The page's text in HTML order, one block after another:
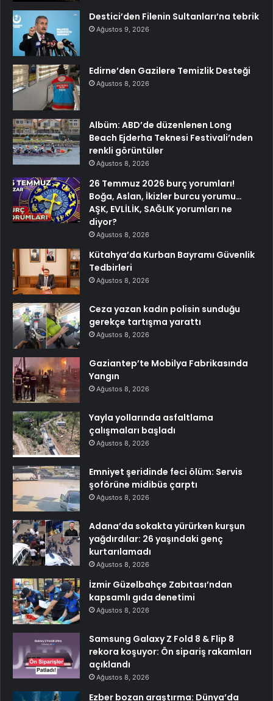
Destici’den Filenin Sultanları’na tebrik
Ağustos 9, 2026
Edirne’den Gazilere Temizlik Desteği
Ağustos 8, 2026
Albüm: ABD’de düzenlenen Long
Beach Ejderha Teknesi Festivali’nden
renkli görüntüler
Ağustos 8, 2026
26 Temmuz 2026 burç yorumları!
Boğa, Aslan, İkizler burcu yorumu…
AŞK, EVLİLİK, SAĞLIK yorumları ne
diyor?
Ağustos 8, 2026
Kütahya’da Kurban Bayramı Güvenlik
Tedbirleri
Ağustos 8, 2026
Ceza yazan kadın polisin sunduğu
gerekçe tartışma yarattı
Ağustos 8, 2026
Gaziantep’te Mobilya Fabrikasında
Yangın
Ağustos 8, 2026
Yayla yollarında asfaltlama
çalışmaları başladı
Ağustos 8, 2026
Emniyet şeridinde feci ölüm: Servis
şoförüne midibüs çarptı
Ağustos 8, 2026
Adana’da sokakta yürürken kurşun
yağdırdılar: 26 yaşındaki genç
kurtarılamadı
Ağustos 8, 2026
İzmir Güzelbahçe Zabıtası’ndan
kapsamlı gıda denetimi
Ağustos 8, 2026
Samsung Galaxy Z Fold 8 & Flip 8
rekora koşuyor: Ön sipariş rakamları
açıklandı
Ağustos 8, 2026
Ezber bozan araştırma: Dünya’da